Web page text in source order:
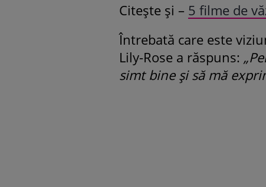
Citește și – 5 filme de
Întrebată care este
Lily-Rose a răspuns:
simt bine și să mă